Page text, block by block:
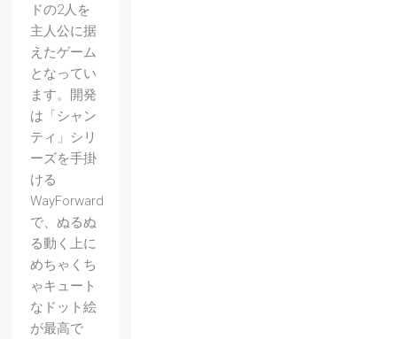
ドの2人を
主人公に据
えたゲーム
となってい
ます。開発
は「シャン
ティ」シリ
ーズを手掛
ける
WayForward
で、ぬるぬ
る動く上に
めちゃくち
ゃキュート
なドット絵
が最高で